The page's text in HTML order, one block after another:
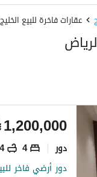
عقارات فاخرة للبيع
1,200,000
دور 4
4
دور أرضي فاخر